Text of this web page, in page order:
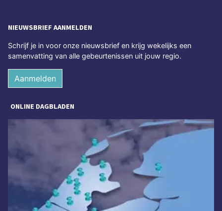
NIEUWSBRIEF AANMELDEN
Schrijf je in voor onze nieuwsbrief en krijg wekelijks een
samenvatting van alle gebeurtenissen uit jouw regio.
Aanmelden
ONLINE DAGBLADEN